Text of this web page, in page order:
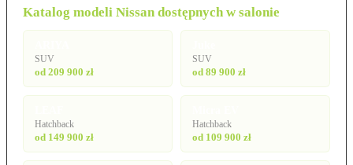
Katalog modeli Nissan dostępnych w salonie
SUV
od 209 900 zł
SUV
od 89 900 zł
Hatchback
od 149 900 zł
Hatchback
od 109 900 zł